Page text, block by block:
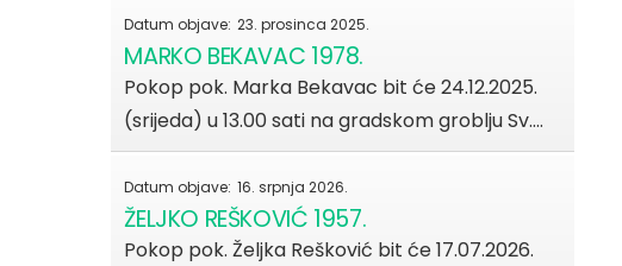
Datum objave: 23. prosinca 2025.
MARKO BEKAVAC 1978.
Pokop pok. Marka Bekavac bit će 24.12.2025.
(srijeda) u 13.00 sati na gradskom groblju Sv.…
Datum objave: 16. srpnja 2026.
ŽELJKO REŠKOVIĆ 1957.
Pokop pok. Željka Rešković bit će 17.07.2026.